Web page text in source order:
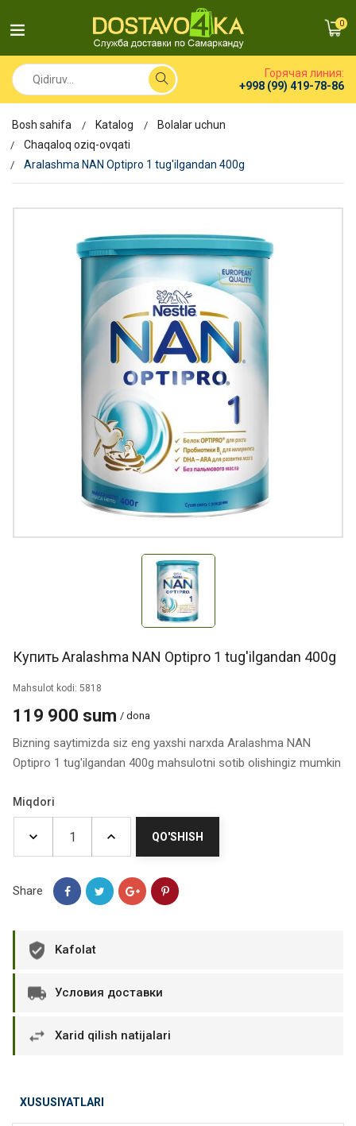
0
Горячая линия:
+998 (99) 419-78-86
Bosh sahifa Katalog
Bolalar uchun
Chaqaloq oziq-ovqati
Aralashma NAN Optipro 1 tug'ilgandan 400g
Купить Aralashma NAN Optipro 1 tug'ilgandan 400g
Mahsulot kodi: 5818
119 900 sum / dona
Bizning saytimizda siz eng yaxshi narxda Aralashma NAN
Optipro 1 tug'ilgandan 400g mahsulotni sotib olishingiz mumkin
Miqdori
QO'SHISH
Share
Kafolat
Условия доставки
Xarid qilish natijalari
XUSUSIYATLARI